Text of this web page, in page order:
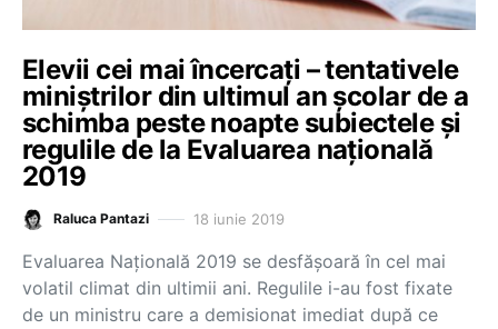
Elevii cei mai încercați – tentativele
miniștrilor din ultimul an școlar de a
schimba peste noapte subiectele și
regulile de la Evaluarea națională
2019
Raluca Pantazi 18 iunie 2019
Evaluarea Națională 2019 se desfășoară în cel mai
volatil climat din ultimii ani. Regulile i-au fost fixate
de un ministru care a demisionat imediat după ce